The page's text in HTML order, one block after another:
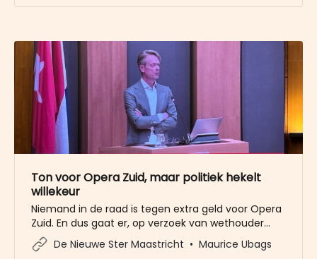
Ton voor Opera Zuid, maar politiek hekelt
willekeur
Niemand in de raad is tegen extra geld voor Opera
Zuid. En dus gaat er, op verzoek van wethouder
Frans Bastiaens, eenmalig een ton naar Opera Zuid
in het kader van een brede steunactie. Toch was
De Nieuwe Ster Maastricht Maurice Ubags